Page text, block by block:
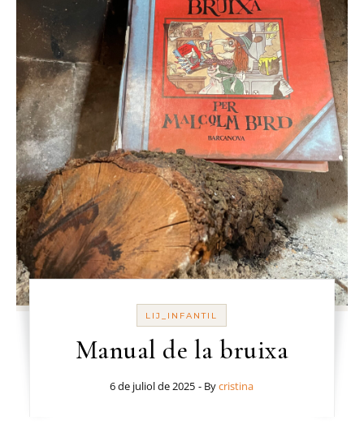
LIJ_INFANTIL
Manual de la bruixa
6 de juliol de 2025 - Bycristina